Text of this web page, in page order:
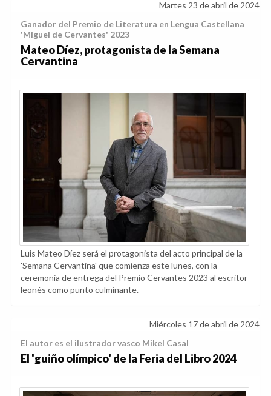
Martes 23 de abril de 2024
Ganador del Premio de Literatura en Lengua Castellana
'Miguel de Cervantes' 2023
Mateo Díez, protagonista de la Semana
Cervantina
Luis Mateo Díez será el protagonista del acto principal de la
'Semana Cervantina' que comienza este lunes, con la
ceremonia de entrega del Premio Cervantes 2023 al escritor
leonés como punto culminante.
Miércoles 17 de abril de 2024
El autor es el ilustrador vasco Mikel Casal
El 'guiño olímpico' de la Feria del Libro 2024